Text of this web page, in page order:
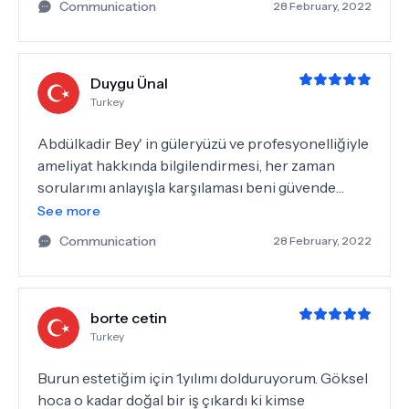
dokunuşlarla gerçekleşen bir dönüm noktasıydı.
Gözlerimi kapayıp açtım ve asıl rüyamın yeni
iyi ki varsınız !!! Güzel burnum ve ben sizi şimdiden
çok özledik, anlaşılan sık sık görüşeceğiz :)))
Communication
28 February, 2022
Duygu Ünal
Turkey
Abdülkadir Bey' in güleryüzü ve profesyonelliğiyle
ameliyat hakkında bilgilendirmesi, her zaman
sorularımı anlayışla karşılaması beni güvende
hissettirdi. Çok rahat bir ameliyat süreci geçirdim.
Hem sağlığınıza hem de doğal güzelliğinize
kavuşturan sihirli ellere ve harika bir kalbe sahip.
Size ve güzel ekibinize çooook teşekkür ederim.
See more
Communication
28 February, 2022
borte cetin
Turkey
Burun estetiğim için 1.yılımı dolduruyorum. Göksel
hoca o kadar doğal bir iş çıkardı ki kimse